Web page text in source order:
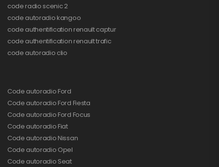
code radio scenic 2
code autoradio kangoo
code authentification renault captur
code authentification renault trafic
code autoradio clio
Code autoradio Ford
Code autoradio Ford Fiesta
Code autoradio Ford Focus
Code autoradio Fiat
Code autoradio Nissan
Code autoradio Opel
Code autoradio Seat